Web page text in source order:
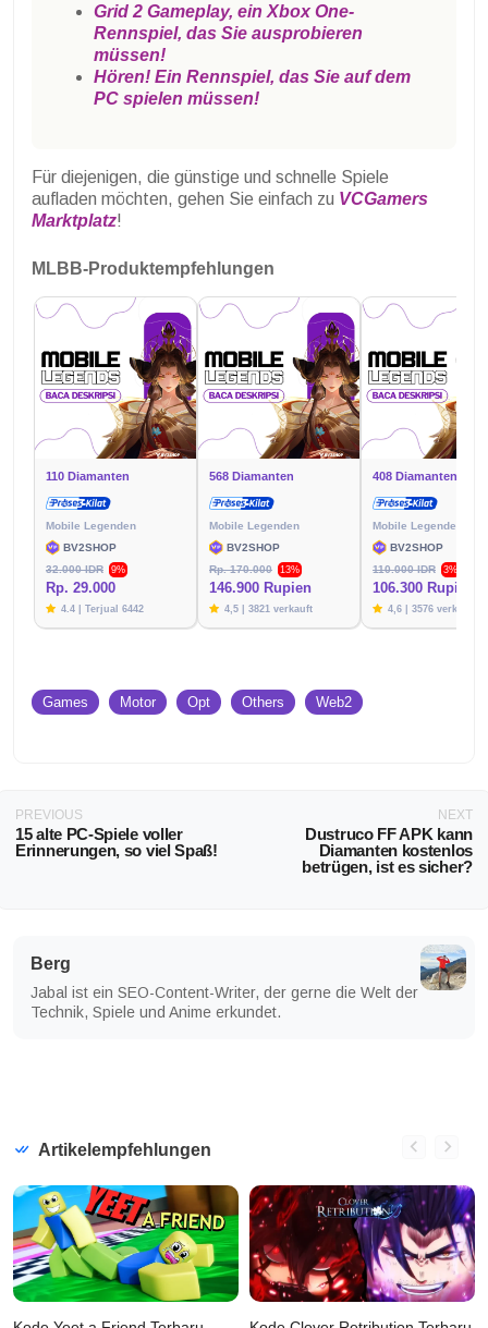
Grid 2 Gameplay, ein Xbox One-
Rennspiel, das Sie ausprobieren
müssen!
Hören! Ein Rennspiel, das Sie auf dem
PC spielen müssen!
Für diejenigen, die günstige und schnelle Spiele
aufladen möchten, gehen Sie einfach zu VCGamers
Marktplatz!
MLBB-Produktempfehlungen
110 Diamanten
Mobile Legenden
BV2SHOP
32.000 IDR
9%
Rp. 29.000
4.4 | Terjual 6442
568 Diamanten
Mobile Legenden
BV2SHOP
Rp. 170.000
13%
146.900 Rupien
4,5 | 3821 verkauft
408 Diamanten
Mobile Legenden
BV2SHOP
110.000 IDR
3%
106.300 Rupien
4,6 | 3576 verkauft
Games Motor Opt Others Web2
PREVIOUS
15 alte PC-Spiele voller
Erinnerungen, so viel Spaß!
NEXT
Dustruco FF APK kann
Diamanten kostenlos
betrügen, ist es sicher?
Berg
Jabal ist ein SEO-Content-Writer, der gerne die Welt der
Technik, Spiele und Anime erkundet.
Artikelempfehlungen